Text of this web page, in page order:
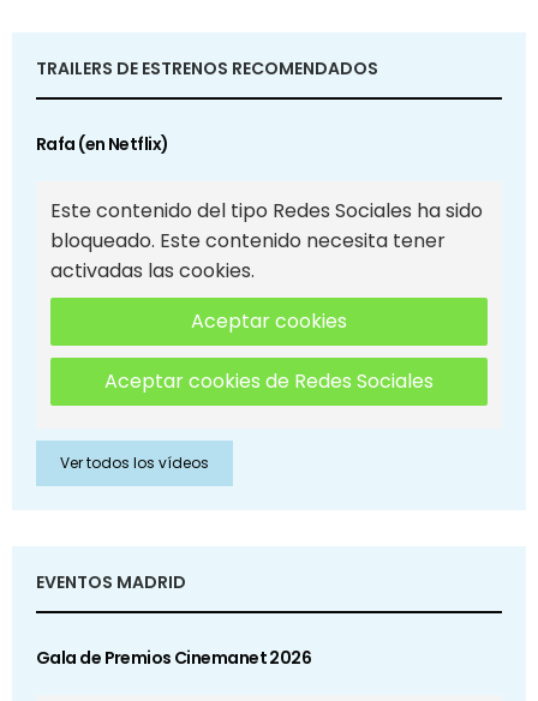
TRAILERS DE ESTRENOS RECOMENDADOS
Rafa (en Netflix)
Este contenido del tipo Redes Sociales ha sido
bloqueado. Este contenido necesita tener
activadas las cookies.
Aceptar cookies
Aceptar cookies de Redes Sociales
Ver todos los vídeos
EVENTOS MADRID
Gala de Premios Cinemanet 2026